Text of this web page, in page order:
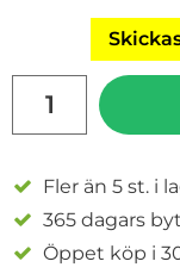
Fler än 5 st. i
365 dagars
Öppet köp i